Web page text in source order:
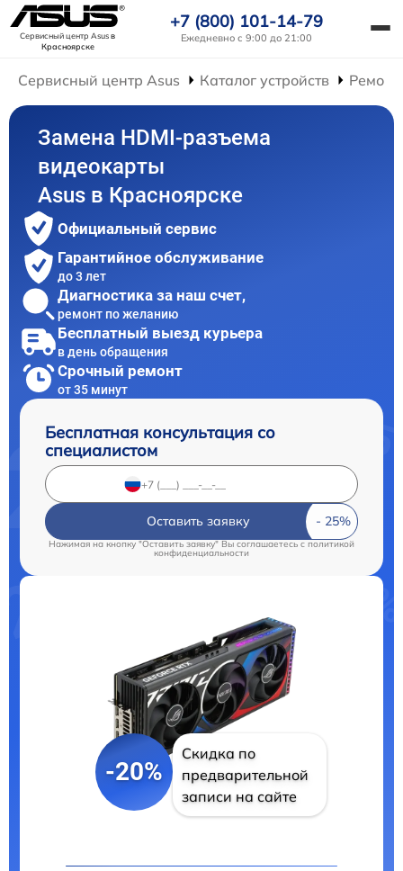
Сервисный центр Asusв
Красноярске
+7 (800) 101-14-79
Ежедневно с 9:00 до 21:00
Сервисный центр Asus Каталог устройств
Замена HDMI-разъема
видеокарты
Asus в Красноярске
Официальный сервис
Гарантийное обслуживание
до 3 лет
Диагностика за наш счет,
ремонт по желанию
Бесплатный выезд курьера
в день обращения
Срочный ремонт
от 35 минут
Бесплатная консультация со
специалистом
Оставить заявку
Нажимая на кнопку "Оставить заявку" Вы соглашаетесь c политикой
конфиденциальности
-20%
Скидка по
предварительной
записи на сайте